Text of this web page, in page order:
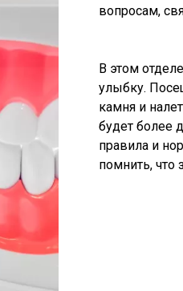
вопросам,
В этом
улыбку.
камня и
будет более
правила и
помнить, что